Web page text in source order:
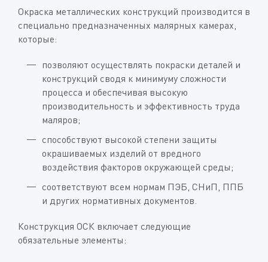
Окраска металлических конструкций производится в
специально предназначенных малярных камерах,
которые:
позволяют осуществлять покраски деталей и
конструкций сводя к минимуму сложности
процесса и обеспечивая высокую
производительность и эффективность труда
маляров;
способствуют высокой степени защиты
окрашиваемых изделий от вредного
воздействия факторов окружающей среды;
соответствуют всем нормам ПЭБ, СНиП, ППБ
и других нормативных документов.
Конструкция ОСК включает следующие
обязательные элементы: